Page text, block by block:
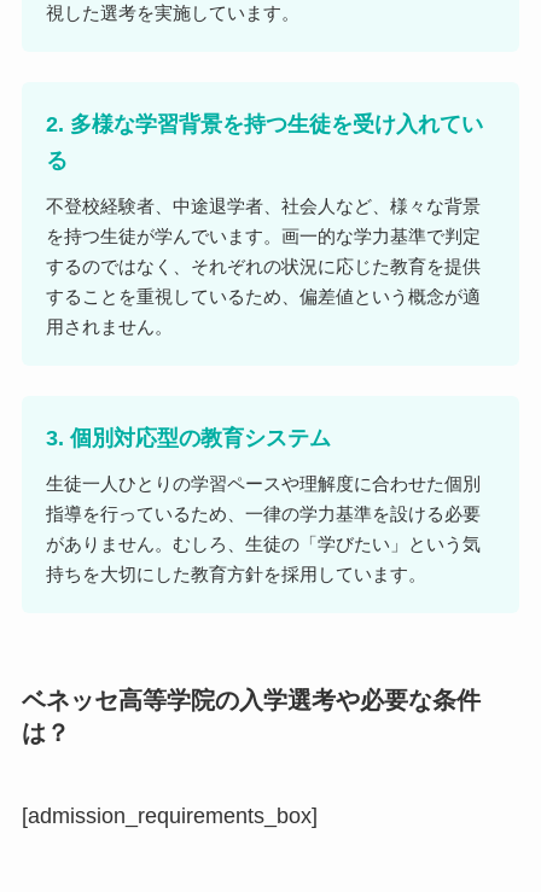
視した選考を実施しています。
2. 多様な学習背景を持つ生徒を受け入れてい
る
不登校経験者、中途退学者、社会人など、様々な背景
を持つ生徒が学んでいます。画一的な学力基準で判定
するのではなく、それぞれの状況に応じた教育を提供
することを重視しているため、偏差値という概念が適
用されません。
3. 個別対応型の教育システム
生徒一人ひとりの学習ペースや理解度に合わせた個別
指導を行っているため、一律の学力基準を設ける必要
がありません。むしろ、生徒の「学びたい」という気
持ちを大切にした教育方針を採用しています。
ベネッセ高等学院の入学選考や必要な条件
は？
[admission_requirements_box]